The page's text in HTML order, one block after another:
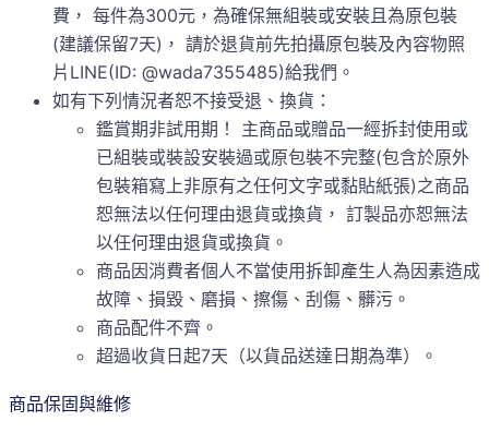
費， 每件為300元，為確保無組裝或安裝且為原包裝
(建議保留7天)， 請於退貨前先拍攝原包裝及內容物照
片LINE(ID: @wada7355485)給我們。
如有下列情況者恕不接受退、換貨：
鑑賞期非試用期！ 主商品或贈品一經拆封使用或
已組裝或裝設安裝過或原包裝不完整(包含於原外
包裝箱寫上非原有之任何文字或黏貼紙張)之商品
恕無法以任何理由退貨或換貨， 訂製品亦恕無法
以任何理由退貨或換貨。
商品因消費者個人不當使用拆卸產生人為因素造成
故障、損毀、磨損、擦傷、刮傷、髒污。
商品配件不齊。
超過收貨日起7天（以貨品送達日期為準）。
商品保固與維修